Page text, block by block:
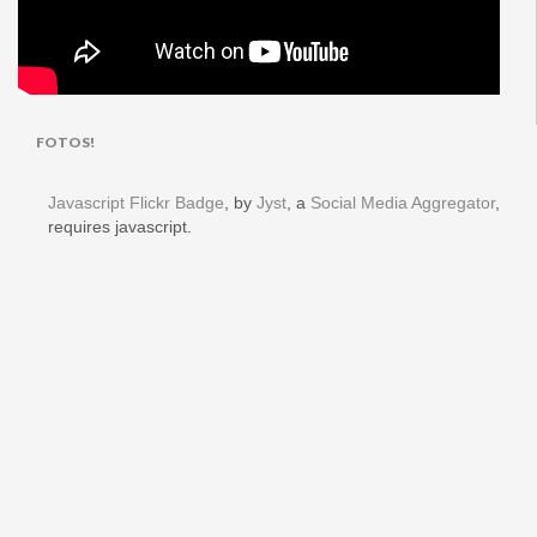
FOTOS!
Javascript Flickr Badge , by Jyst , a Social Media Aggregator,
requires javascript.